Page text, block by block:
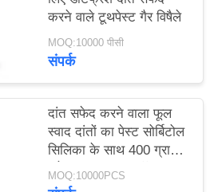
करने वाले टूथपेस्ट गैर विषैले
MOQ:10000 पीसी
संपर्क
दांत सफेद करने वाला फूल
स्वाद दांतों का पेस्ट सोर्बिटोल
सिलिका के साथ 400 ग्राम
सफेद कागज ट्यूब बॉक्स
बॉक्स
MOQ:10000PCS